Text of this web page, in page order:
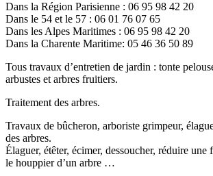
Dans la Région Parisienne : 06 95 98 42 20
Dans le 54 et le 57 : 06 01 76 07 65
Dans les Alpes Maritimes : 06 95 98 42 20
Dans la Charente Maritime: 05 46 36 50 89
Tous travaux d’entretien de jardin : tonte
arbustes et arbres fruitiers.
Traitement des arbres.
Travaux de bûcheron, arboriste grimpeur,
des arbres.
Élaguer, étêter, écimer, dessoucher, réduire une
le houppier d’un arbre …